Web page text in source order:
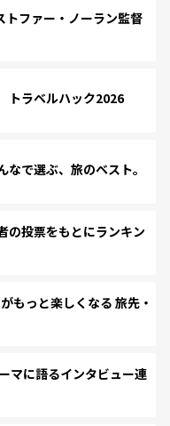
ファー・ノーラン監督
ラベルハック2026
で選ぶ、旅のベスト。
投票をもとにランキン
っと楽しくなる 旅先・
マに語るインタビュー連